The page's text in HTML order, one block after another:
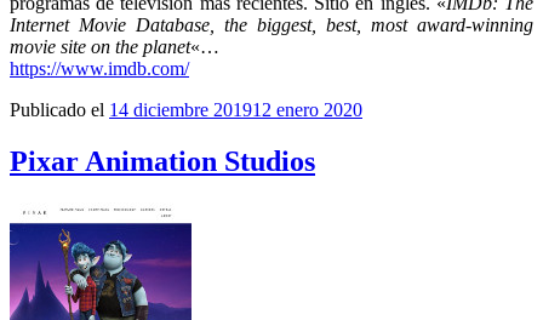
Internet Movie Database, the biggest, best, most award-winning
movie site on the planet«…
https://www.imdb.com/
Publicado el 14 diciembre 201912 enero 2020
Pixar Animation Studios